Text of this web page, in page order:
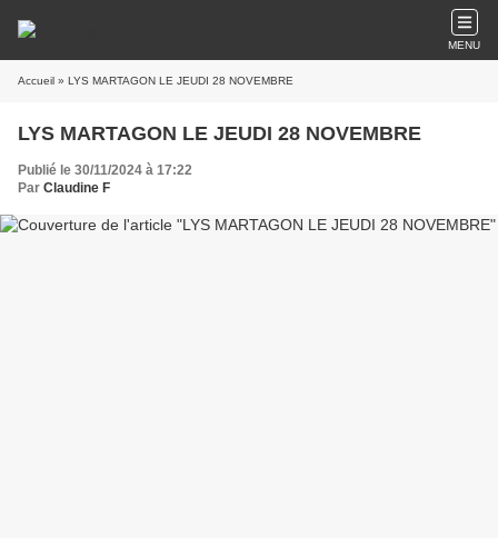
MENU
Accueil » LYS MARTAGON LE JEUDI 28 NOVEMBRE
LYS MARTAGON LE JEUDI 28 NOVEMBRE
Publié le 30/11/2024 à 17:22
Par Claudine F